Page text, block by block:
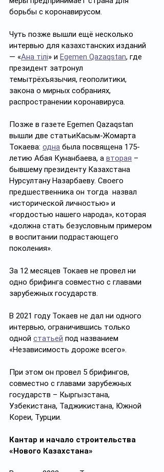
борьбы с коронавирусом.
Чуть позже вышли ещё несколько
интервью для казахстанских изданий
— «Ана тiлi» и Egemen Qazaqstan, где
президент затронул
темытрёхъязычия, геополитики,
закона о мирных собраниях,
распространении коронавируса.
Позже в газете Egemen Qazaqstan
вышли две статьиКасым-Жомарта
Токаева: одна была посвящена 175-
летию Абая Кунанбаева, а вторая –
бывшему президенту Казахстана
Нурсултану Назарбаеву. Своего
предшественника он тогда  назвал
«исторической личностью» и
«гордостью нашего народа», которая
«должна стать безусловным примером
в воспитании подрастающего
поколения».
За 12 месяцев Токаев не провел ни
одно брифинга совместно с главами
зарубежных государств.
В 2021 году Токаев не дал ни одного
интервью, ограничившись только
одной статьей под названием
«Независимость дороже всего».
При этом он провел 5 брифингов,
совместно с главами зарубежных
государств – Кыргызстана,
Узбекистана, Таджикистана, Южной
Кореи, Турции.
Кантар и начало строительства
«Нового Казахстана»